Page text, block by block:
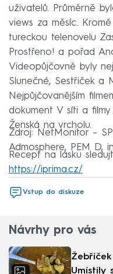
uživatelů. Průměrně
views za měsíc.
tureckou telenovelu
Prostřeno! a pořad
Videopůjčovně byly
Slunečné, Sestřiček a
Nejpůjčovanějším
dokument V síti a
Ženská na vrcholu.
Zdroj: NetMonitor –
Admosphere, PEM D,
Recept na lásku
https://iprima.cz/
Vstup do diskuze
Návrhy pro vás
Umístily